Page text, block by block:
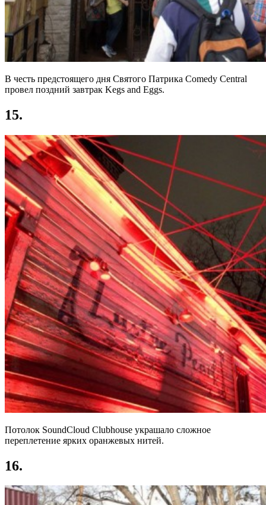
В честь предстоящего дня Святого Патрика Comedy Central
провел поздний завтрак Kegs and Eggs.
15.
Потолок SoundCloud Clubhouse украшало сложное
переплетение ярких оранжевых нитей.
16.